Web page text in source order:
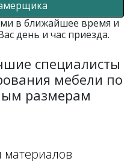
в ближайшее время и
день и час приезда.
специалисты
мебели по
размерам
материалов